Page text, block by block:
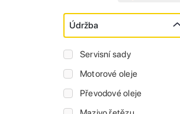
Údržba
Servisní sady
Motorové oleje
Převodové oleje